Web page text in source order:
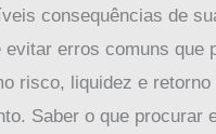
consequências de
erros comuns que
risco, liquidez e
Saber o que procurar